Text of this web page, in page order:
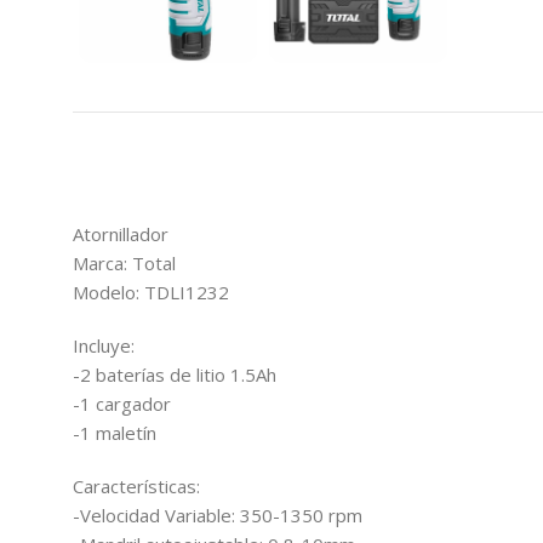
Atornillador
Marca: Total
Modelo: TDLI1232
Incluye:
-2 baterías de litio 1.5Ah
-1 cargador
-1 maletín
Características:
-Velocidad Variable: 350-1350 rpm